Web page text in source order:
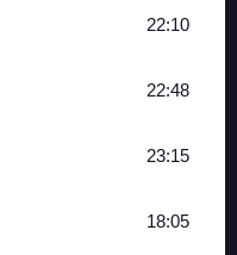
22:10
22:48
23:15
18:05